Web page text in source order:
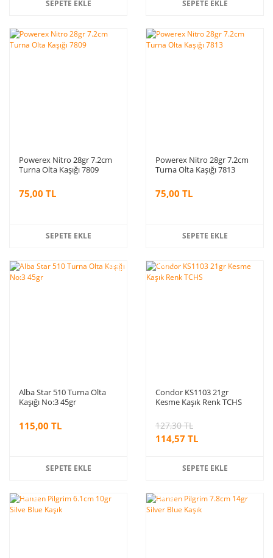
SEPETE EKLE SEPETE EKLE
Powerex Nitro 28gr 7.2cm
Turna Olta Kaşığı 7809
75,00 TL
SEPETE EKLE
Powerex Nitro 28gr 7.2cm
Turna Olta Kaşığı 7813
75,00 TL
SEPETE EKLE
YENİ
Alba Star 510 Turna Olta
Kaşığı No:3 45gr
115,00 TL
SEPETE EKLE
%10
Condor KS1103 21gr
Kesme Kaşık Renk TCHS
114,57 TL
127,30 TL
SEPETE EKLE
%10 %10